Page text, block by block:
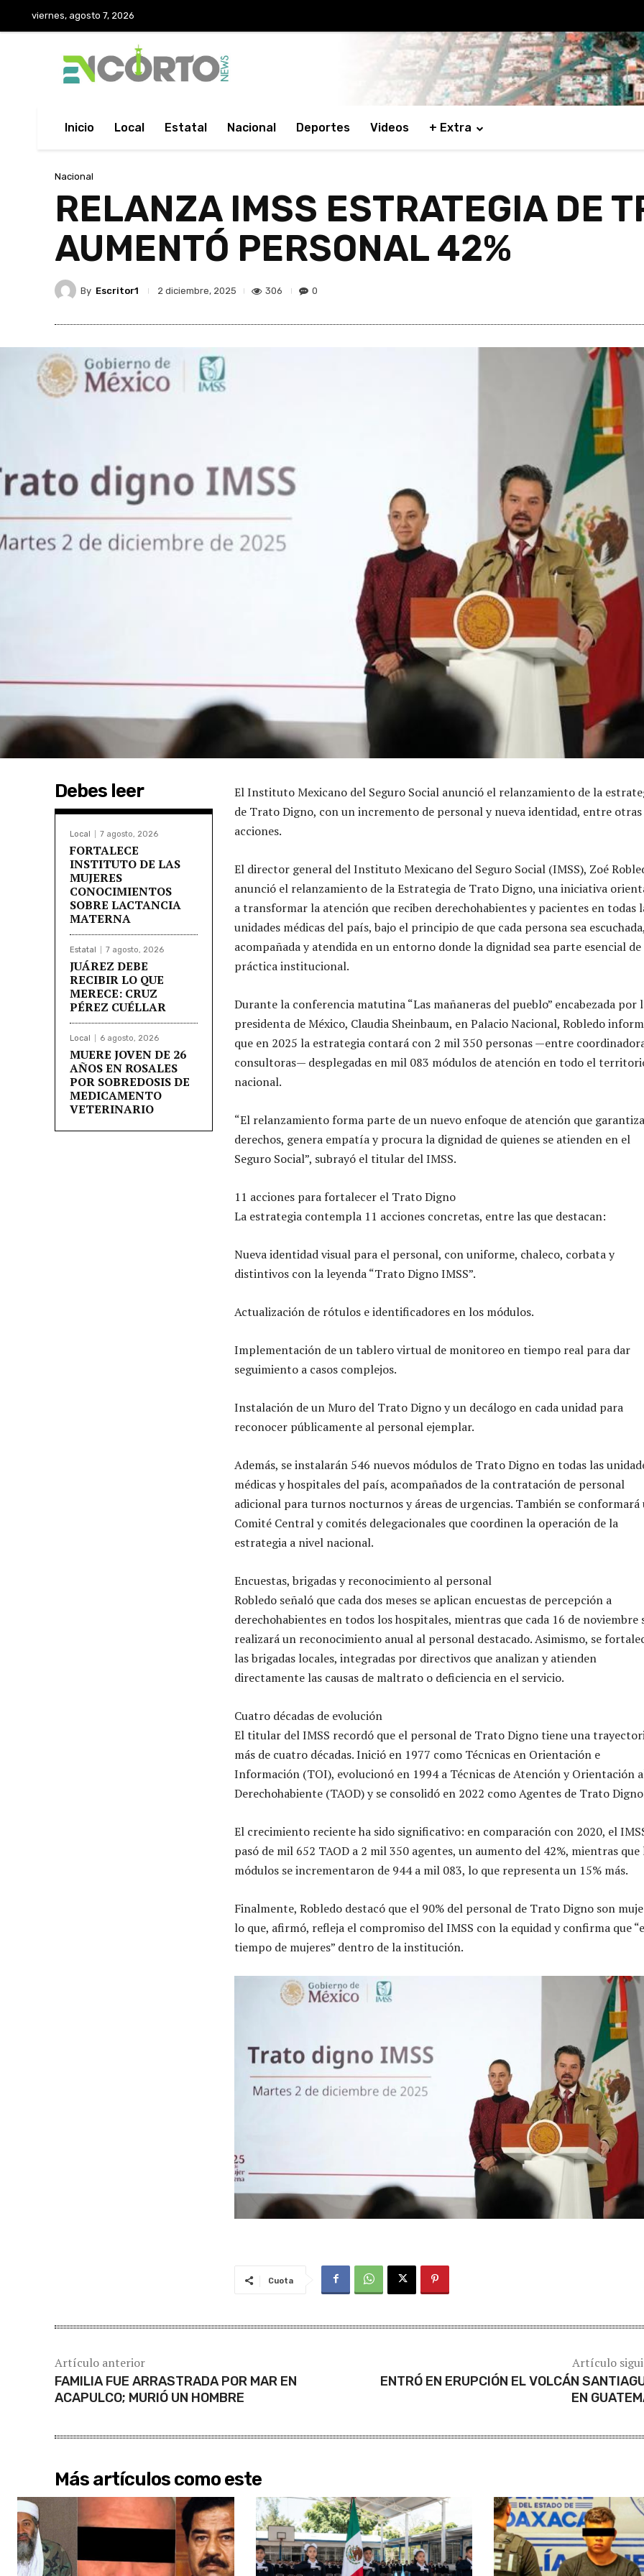
viernes, agosto 7, 2026
Inicio Local Estatal Nacional Deportes Videos + Extra
Nacional
RELANZA IMSS ESTRATEGIA DE
AUMENTÓ PERSONAL 42%
By Escritor1 2 diciembre, 2025 306 0
Debes leer
Local 7 agosto, 2026
FORTALECE
INSTITUTO DE LAS
MUJERES
CONOCIMIENTOS
SOBRE LACTANCIA
MATERNA
Estatal 7 agosto, 2026
JUÁREZ DEBE
RECIBIR LO QUE
MERECE: CRUZ
PÉREZ CUÉLLAR
Local 6 agosto, 2026
MUERE JOVEN DE 26
AÑOS EN ROSALES
POR SOBREDOSIS DE
MEDICAMENTO
VETERINARIO
El Instituto Mexicano del Seguro Social anunció el relanzamiento de la
de Trato Digno, con un incremento de personal y nueva identidad, entre otras
acciones.
El director general del Instituto Mexicano del Seguro Social (IMSS), Zoé
anunció el relanzamiento de la Estrategia de Trato Digno, una iniciativa
a transformar la atención que reciben derechohabientes y pacientes en todas
unidades médicas del país, bajo el principio de que cada persona sea escuchada,
acompañada y atendida en un entorno donde la dignidad sea parte esencial de
práctica institucional.
Durante la conferencia matutina “Las mañaneras del pueblo” encabezada por
presidenta de México, Claudia Sheinbaum, en Palacio Nacional, Robledo
que en 2025 la estrategia contará con 2 mil 350 personas —entre
consultoras— desplegadas en mil 083 módulos de atención en todo el
nacional.
“El relanzamiento forma parte de un nuevo enfoque de atención que garantiza
derechos, genera empatía y procura la dignidad de quienes se atienden en el
Seguro Social”, subrayó el titular del IMSS.
11 acciones para fortalecer el Trato Digno
La estrategia contempla 11 acciones concretas, entre las que destacan:
Nueva identidad visual para el personal, con uniforme, chaleco, corbata y
distintivos con la leyenda “Trato Digno IMSS”.
Actualización de rótulos e identificadores en los módulos.
Implementación de un tablero virtual de monitoreo en tiempo real para dar
seguimiento a casos complejos.
Instalación de un Muro del Trato Digno y un decálogo en cada unidad para
reconocer públicamente al personal ejemplar.
Además, se instalarán 546 nuevos módulos de Trato Digno en todas las
médicas y hospitales del país, acompañados de la contratación de personal
adicional para turnos nocturnos y áreas de urgencias. También se conformará
Comité Central y comités delegacionales que coordinen la operación de la
estrategia a nivel nacional.
Encuestas, brigadas y reconocimiento al personal
Robledo señaló que cada dos meses se aplican encuestas de percepción a
derechohabientes en todos los hospitales, mientras que cada 16 de noviembre
realizará un reconocimiento anual al personal destacado. Asimismo, se
las brigadas locales, integradas por directivos que analizan y atienden
directamente las causas de maltrato o deficiencia en el servicio.
Cuatro décadas de evolución
El titular del IMSS recordó que el personal de Trato Digno tiene una
más de cuatro décadas. Inició en 1977 como Técnicas en Orientación e
Información (TOI), evolucionó en 1994 a Técnicas de Atención y Orientación
Derechohabiente (TAOD) y se consolidó en 2022 como Agentes de Trato
El crecimiento reciente ha sido significativo: en comparación con 2020, el
pasó de mil 652 TAOD a 2 mil 350 agentes, un aumento del 42%, mientras que
módulos se incrementaron de 944 a mil 083, lo que representa un 15% más.
Finalmente, Robledo destacó que el 90% del personal de Trato Digno son
lo que, afirmó, refleja el compromiso del IMSS con la equidad y confirma que
tiempo de mujeres” dentro de la institución.
Cuota
Artículo anterior
FAMILIA FUE ARRASTRADA POR MAR EN
ACAPULCO; MURIÓ UN HOMBRE
Artículo
ENTRÓ EN ERUPCIÓN EL VOLCÁN
EN
Más artículos como este